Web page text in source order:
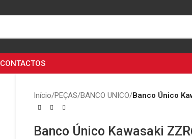
CONTACTOS
Início/PEÇAS/BANCO UNICO/Banco Único
Banco Único Kawasaki